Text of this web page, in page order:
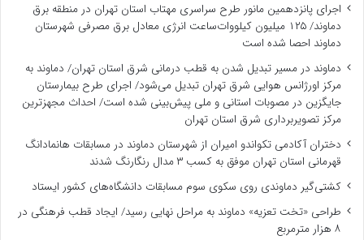
اجرای پانزدهمین مانور طرح سراسری مهتاب استان تهران در منطقه برق
دماوند/ ۱۲۵ میلیون کیلووات‌ساعت انرژی معادل برق مصرفی شهرستان
دماوند احصا شده است
دماوند در مسیر تبدیل شدن به قطب درمانی شرق استان تهران/ دماوند به
مرکز اورژانس هوایی شرق تهران تبدیل می‌شود/ اجرای طرح بیمارستان
جایگزین در مصوبات استانی و ملی پیش‌بینی شده است/ احداث مجهزترین
مرکز تصویربرداری شرق استان تهران
دختران آکادمی تکواندو امیران از شهرستان دماوند در مسابقات هانمادانگ
قهرمانی استان تهران موفق به کسب ۳ مدال رنگارنگ شدند
کشتی‌گیر دماوندی روی سکوی سوم مسابقات دانشگاه‌های کشور ایستاد
طراحی «تخت تعزیه» دماوند به مراحل نهایی رسید/ ایجاد قطب فرهنگی در
۸ هزار مترمربع